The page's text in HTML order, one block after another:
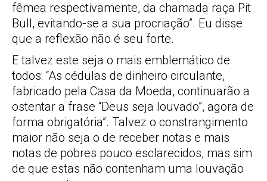
fêmea respectivamente, da chamada raça Pit
Bull, evitando-se a sua procriação”. Eu disse
que a reflexão não é seu forte.
E talvez este seja o mais emblemático de
todos: “As cédulas de dinheiro circulante,
fabricado pela Casa da Moeda, continuarão a
ostentar a frase “Deus seja louvado”, agora de
forma obrigatória”. Talvez o constrangimento
maior não seja o de receber notas e mais
notas de pobres pouco esclarecidos, mas sim
de que estas não contenham uma louvação